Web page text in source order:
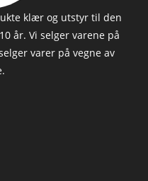
klær og utstyr til den
år. Vi selger varene på
varer på vegne av